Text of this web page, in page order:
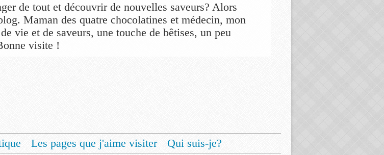
de tout et découvrir de nouvelles saveurs? Alors
Maman des quatre chocolatines et médecin, mon
vie et de saveurs, une touche de bêtises, un peu
visite !
Les pages que j'aime visiter
Qui suis-je?